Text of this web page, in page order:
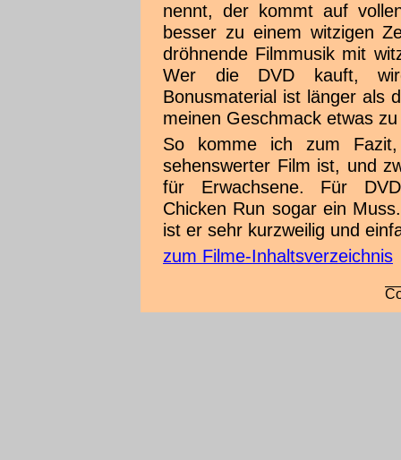
nennt, der kommt auf
besser zu einem witzigen
dröhnende Filmmusik mit
Wer die DVD kauft,
Bonusmaterial ist länger als
meinen Geschmack etwas
So komme ich zum
sehenswerter Film ist, und
für Erwachsene. Für
Chicken Run sogar ein
ist er sehr kurzweilig und
zum Filme-Inhaltsverzeichnis